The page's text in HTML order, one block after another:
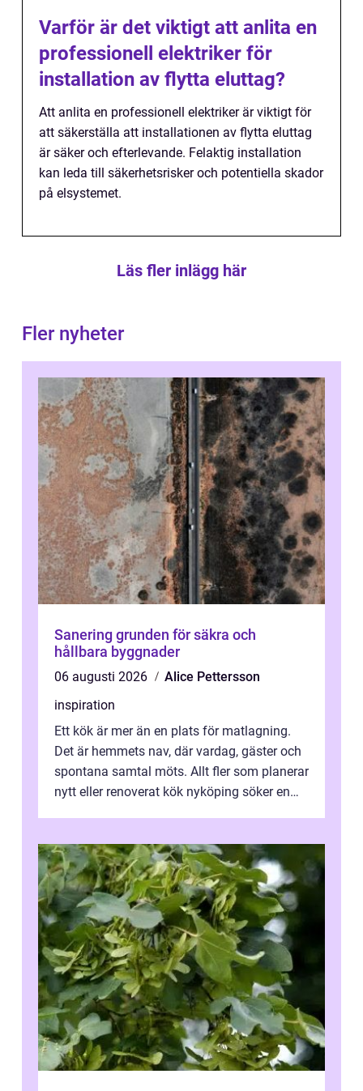
Varför är det viktigt att anlita en
professionell elektriker för
installation av flytta eluttag?
Att anlita en professionell elektriker är viktigt för
att säkerställa att installationen av flytta eluttag
är säker och efterlevande. Felaktig installation
kan leda till säkerhetsrisker och potentiella skador
på elsystemet.
Läs fler inlägg här
Fler nyheter
Sanering grunden för säkra och
hållbara byggnader
06 augusti 2026
Alice Pettersson
inspiration
Ett kök är mer än en plats för matlagning.
Det är hemmets nav, där vardag, gäster och
spontana samtal möts. Allt fler som planerar
nytt eller renoverat kök nyköping söker en